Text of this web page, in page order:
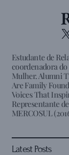
Estudante de
coordenadora
Mulher. Alumni
Are Family
Voices That
Representante
MERCOSUL
Latest Posts